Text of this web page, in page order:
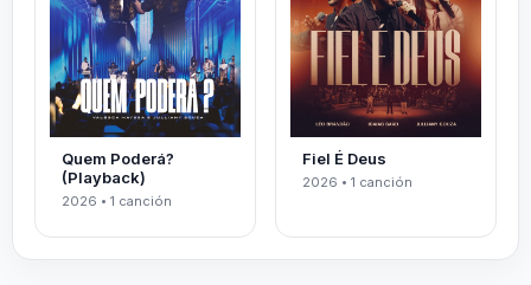
Quem Poderá?
(Playback)
2026 • 1 canción
Fiel É Deus
2026 • 1 canción